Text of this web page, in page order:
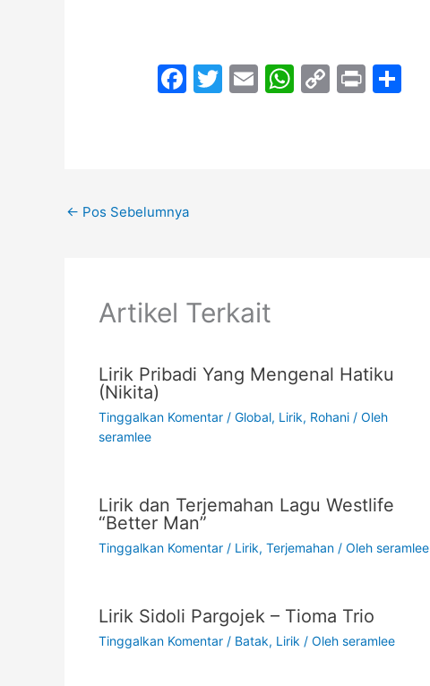
F
o
T
E
W C
Pr
← Pos Sebelumnya
Artikel Terkait
Lirik Pribadi Yang Mengenal Hatiku
(Nikita)
Tinggalkan Komentar / Global, Lirik, Rohani/ Oleh
seramlee
Lirik dan Terjemahan Lagu Westlife
“Better Man”
Tinggalkan Komentar / Lirik, Terjemahan/ Oleh seramlee
Lirik Sidoli Pargojek – Tioma Trio
Tinggalkan Komentar / Batak, Lirik / Oleh seramlee